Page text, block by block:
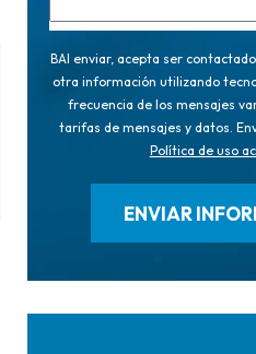
BAl enviar, acepta ser
otra información utilizando
frecuencia de los mensajes
tarifas de mensajes y datos.
Política de uso